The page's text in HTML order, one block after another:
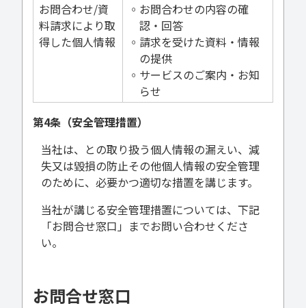
お問合わせ/資
料請求により取
得した個人情報
◦お問合わせの内容の確
認・回答
◦請求を受けた資料・情報
の提供
◦サービスのご案内・お知
らせ
第4条（安全管理措置）
当社は、との取り扱う個人情報の漏えい、減
失又は毀損の防止その他個人情報の安全管理
のために、必要かつ適切な措置を講じます。
当社が講じる安全管理措置については、下記
「お問合せ窓口」までお問い合わせくださ
い。
お問合せ窓口